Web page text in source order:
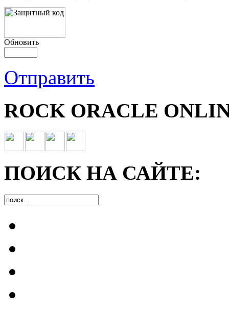
Обновить
Отправить
ROCK ORACLE
ПОИСК НА САЙТЕ: